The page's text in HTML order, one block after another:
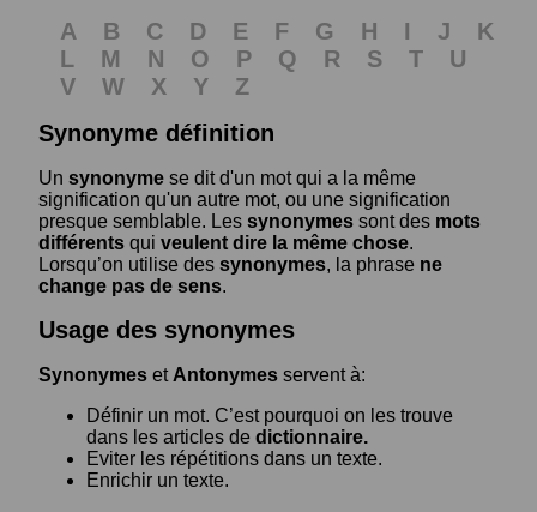
A B C D E F G H I J
K
L
M N O P Q R S T
U
V
W X Y
Z
Synonyme définition
Un synonyme se dit d'un mot qui a la même
signification qu'un autre mot, ou une signification
presque semblable. Les synonymes sont des mots
différents qui veulent dire la même chose.
Lorsqu’on utilise des synonymes, la phrase ne
change pas de sens.
Usage des synonymes
Synonymes et Antonymes servent à:
Définir un mot. C’est pourquoi on les trouve
dans les articles de dictionnaire.
Eviter les répétitions dans un texte.
Enrichir un texte.